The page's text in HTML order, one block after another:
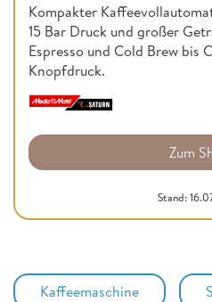
Kompakter
15 Bar Druck und großer
Espresso und Cold Brew bis
Knopfdruck.
Zum
Stand:
Kaffeemaschine